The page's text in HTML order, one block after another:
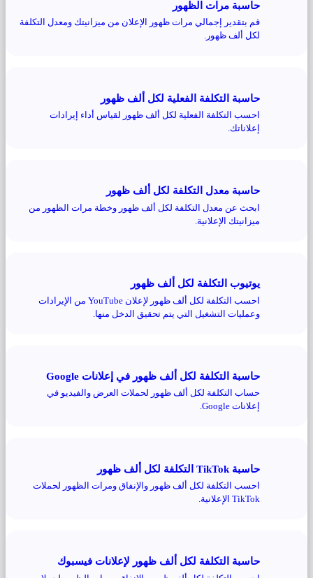
حاسبة مرات الظهور
قم بتقدير إجمالي مرات ظهور الإعلان من ميزانيتك ومعدل التكلفة
لكل ألف ظهور.
حاسبة التكلفة الفعلية لكل ألف ظهور
احسب التكلفة الفعلية لكل ألف ظهور لقياس أداء إيرادات
إعلاناتك.
حاسبة معدل التكلفة لكل ألف ظهور
ابحث عن معدل التكلفة لكل ألف ظهور وخطة مرات الظهور من
ميزانيتك الإعلانية.
يوتيوب التكلفة لكل ألف ظهور
احسب التكلفة لكل ألف ظهور لإعلان YouTube من الإيرادات
وعمليات التشغيل التي يتم تحقيق الدخل منها.
حاسبة التكلفة لكل ألف ظهور في إعلانات Google
حساب التكلفة لكل ألف ظهور لحملات العرض والفيديو في
إعلانات Google.
حاسبة TikTok التكلفة لكل ألف ظهور
احسب التكلفة لكل ألف ظهور والإنفاق ومرات الظهور لحملات
TikTok الإعلانية.
حاسبة التكلفة لكل ألف ظهور لإعلانات فيسبوك